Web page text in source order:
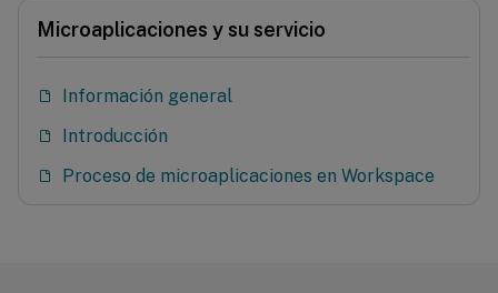
Microaplicaciones y su servicio
Información general
Introducción
Proceso de microaplicaciones en Workspace